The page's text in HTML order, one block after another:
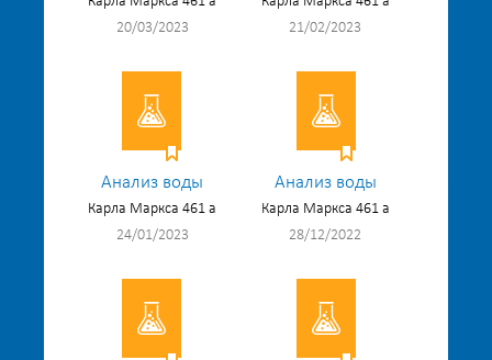
20/03/2023
21/02/2023
Анализ воды
Карла Маркса 461 а
24/01/2023
Анализ воды
Карла Маркса 461 а
28/12/2022